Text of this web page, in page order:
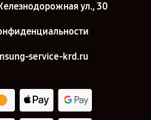
ул., 30
service-krd.ru